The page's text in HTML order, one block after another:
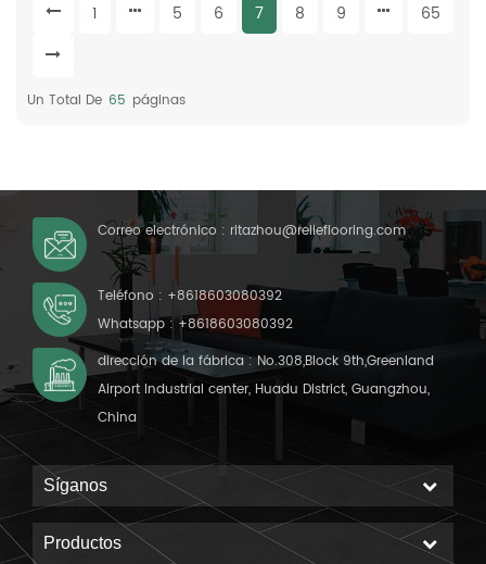
Tamaño: 2,0 mm
la capa de desgaste: 0,35
1 5 6 7 8 9 65
Un Total De 65 Páginas
Correo electrónico : ritazhou@relleflooring.com
Teléfono : +8618603080392
Whatsapp : +8618603080392
dirección de la fábrica : No.308,Block 9th,Greenland
Airport Industrial center, Huadu District, Guangzhou,
China
Síganos
Productos